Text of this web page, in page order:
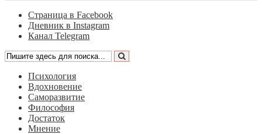
Страница в Facebook
Дневник в Instagram
Канал Telegram
Психология
Вдохновение
Саморазвитие
Философия
Достаток
Мнение